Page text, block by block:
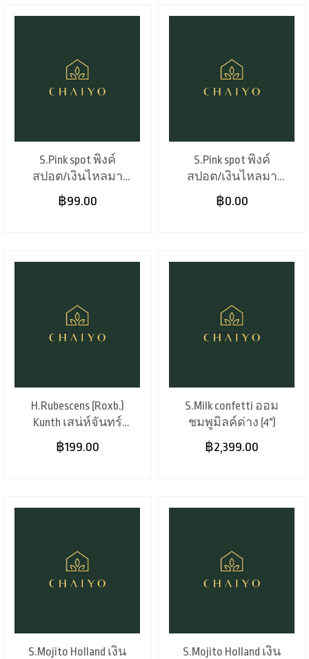
S.Pink spot พิงค์
สปอต/เงินไหลมา
ด่างชมพู (4")
฿99.00
S.Pink spot พิงค์
สปอต/เงินไหลมา
ด่างชมพู (8")
฿0.00
H.Rubescens (Roxb.)
Kunth เสน่ห์จันทร์
แดง (6")
฿199.00
S.Milk confetti ออม
ชมพูมิลค์ด่าง (4")
฿2,399.00
S.Mojito Holland เงิน
S.Mojito Holland เงิน